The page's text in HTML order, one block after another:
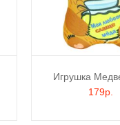
Игрушка
179р.